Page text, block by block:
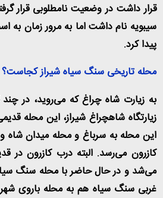
قرار داشت در وضعیت نامطلوبی قرار
سیبویه نام داشت اما به مرور زمان به
پیدا کرد.
محله تاریخی سنگ سیاه شیراز کجاست؟
به زیارت شاه چراغ که می‌روید، در
زیارتگاه شاهچراغ شیراز، این محله
این محله به سرباغ و محله میدان شاه
کازرون می‌رسد. البته درب کازرون
می‌شد و در حال حاضر با محله سنگ
غربی سنگ سیاه هم به محله باروی